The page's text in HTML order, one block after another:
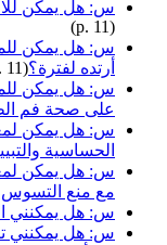
س: هل يمكن
(p. 11)
س: هل يمكن
أرتده لفترة؟(p. 11)
س: هل يمكن
على صحة فم
س: هل يمكن
الحساسية
س: هل يمكن
مع منع التسوس
س: هل يمكنني
س: هل يمكنني